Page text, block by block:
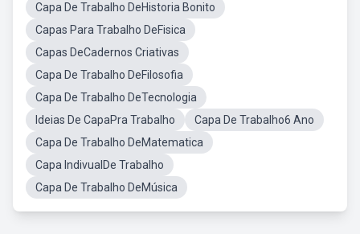
Capa De Trabalho DeHistoria Bonito
Capas Para Trabalho DeFisica
Capas DeCadernos Criativas
Capa De Trabalho DeFilosofia
Capa De Trabalho DeTecnologia
Ideias De CapaPra Trabalho
Capa De Trabalho6 Ano
Capa De Trabalho DeMatematica
Capa IndivualDe Trabalho
Capa De Trabalho DeMúsica